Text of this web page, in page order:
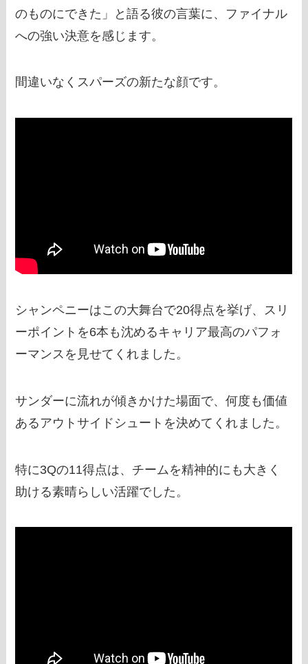
のものにできた」と語る彼の言葉に、ファイナル
への強い決意を感じます。
間違いなくスパーズの新たな顔です。
シャンペニーはこの大舞台で20得点を挙げ、スリ
ーポイントを6本も沈めるキャリア最高のパフォ
ーマンスを見せてくれました。
サンダーに流れが傾きかけた場面で、何度も価値
あるアウトサイドシュートを決めてくれました。
特に3Qの11得点は、チームを精神的にも大きく
助ける素晴らしい活躍でした。